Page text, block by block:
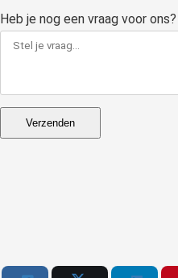
Heb je nog een vraag voor ons?
Verzenden